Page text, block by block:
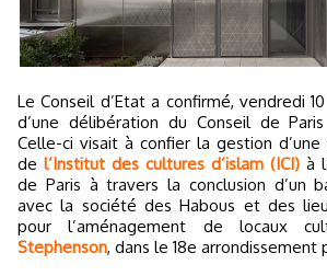
Le Conseil d’Etat a confirmé, vendredi 10 février, l’annulation
d’une délibération du Conseil de
Celle-ci visait à confier la gestion
de l’Institut des cultures d’islam (ICI) à
de Paris à travers la conclusion d’un
avec la société des Habous et des
pour l’aménagement de locaux
Stephenson, dans le 18e arrondissement